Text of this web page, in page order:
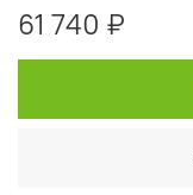
61 740 ₽